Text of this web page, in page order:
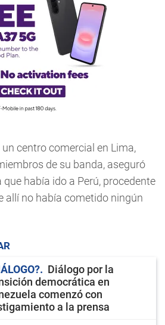
centro comercial en Lima,
de su banda, aseguró
había ido a Perú, procedente
allí no había cometido ningún
Diálogo por la
democrática en
comenzó con
a la prensa